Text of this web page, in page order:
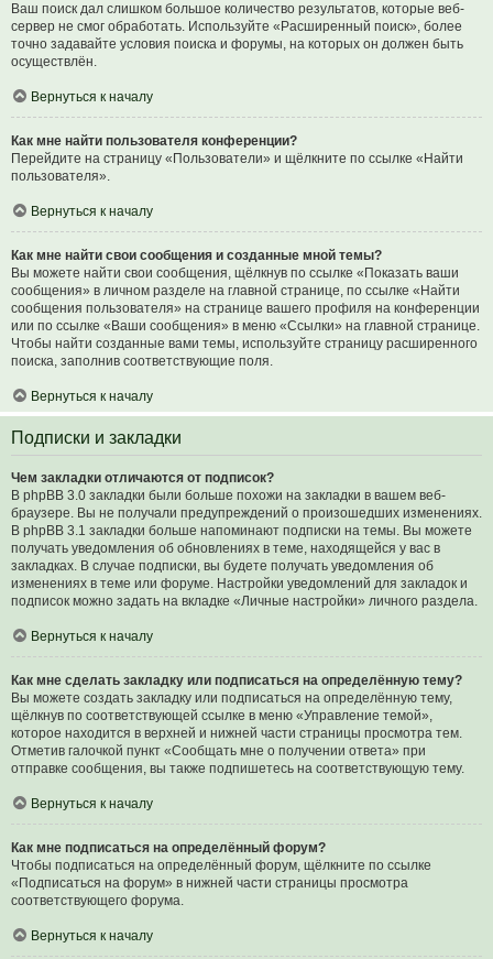
Ваш поиск дал слишком большое количество результатов, которые веб-
сервер не смог обработать. Используйте «Расширенный поиск», более
точно задавайте условия поиска и форумы, на которых он должен быть
осуществлён.
Вернуться к началу
Как мне найти пользователя конференции?
Перейдите на страницу «Пользователи» и щёлкните по ссылке «Найти
пользователя».
Вернуться к началу
Как мне найти свои сообщения и созданные мной темы?
Вы можете найти свои сообщения, щёлкнув по ссылке «Показать ваши
сообщения» в личном разделе на главной странице, по ссылке «Найти
сообщения пользователя» на странице вашего профиля на конференции
или по ссылке «Ваши сообщения» в меню «Ссылки» на главной странице.
Чтобы найти созданные вами темы, используйте страницу расширенного
поиска, заполнив соответствующие поля.
Вернуться к началу
Подписки и закладки
Чем закладки отличаются от подписок?
В phpBB 3.0 закладки были больше похожи на закладки в вашем веб-
браузере. Вы не получали предупреждений о произошедших изменениях.
В phpBB 3.1 закладки больше напоминают подписки на темы. Вы можете
получать уведомления об обновлениях в теме, находящейся у вас в
закладках. В случае подписки, вы будете получать уведомления об
изменениях в теме или форуме. Настройки уведомлений для закладок и
подписок можно задать на вкладке «Личные настройки» личного раздела.
Вернуться к началу
Как мне сделать закладку или подписаться на определённую тему?
Вы можете создать закладку или подписаться на определённую тему,
щёлкнув по соответствующей ссылке в меню «Управление темой»,
которое находится в верхней и нижней части страницы просмотра тем.
Отметив галочкой пункт «Сообщать мне о получении ответа» при
отправке сообщения, вы также подпишетесь на соответствующую тему.
Вернуться к началу
Как мне подписаться на определённый форум?
Чтобы подписаться на определённый форум, щёлкните по ссылке
«Подписаться на форум» в нижней части страницы просмотра
соответствующего форума.
Вернуться к началу